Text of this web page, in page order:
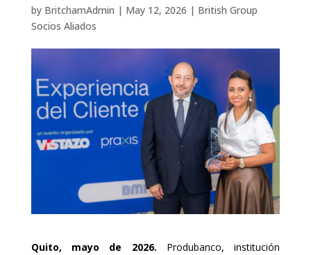
by BritchamAdmin | May 12, 2026 | British Group
Socios Aliados
Quito, mayo de 2026. Produbanco, institución